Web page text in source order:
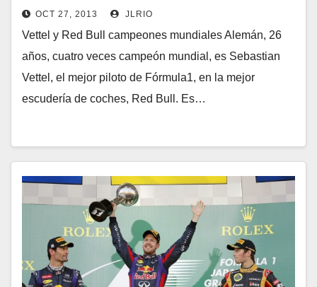
OCT 27, 2013 JLRIO
Vettel y Red Bull campeones mundiales Alemán, 26
años, cuatro veces campeón mundial, es Sebastian
Vettel, el mejor piloto de Fórmula1, en la mejor
escudería de coches, Red Bull. Es…